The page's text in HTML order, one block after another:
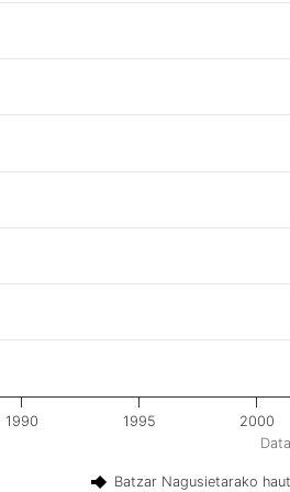
Data
Batzar Nagusietarako
1990 1995 2000